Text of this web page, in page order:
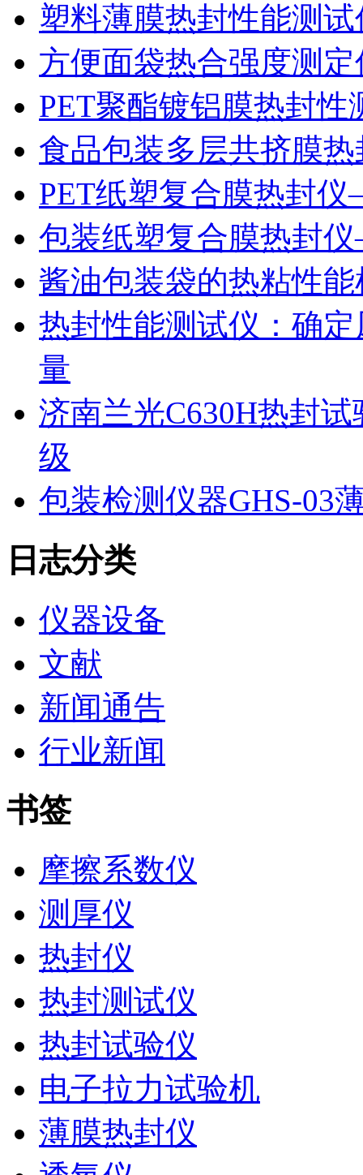
塑料薄膜热封性能测
方便面袋热合强度测
PET聚酯镀铝膜热封性
食品包装多层共挤膜
PET纸塑复合膜热封
包装纸塑复合膜热封
酱油包装袋的热粘性
热封性能测试仪：确
量
济南兰光C630H热封
级
包装检测仪器GHS-03
日志分类
仪器设备
文献
新闻通告
行业新闻
书签
摩擦系数仪
测厚仪
热封仪
热封测试仪
热封试验仪
电子拉力试验机
薄膜热封仪